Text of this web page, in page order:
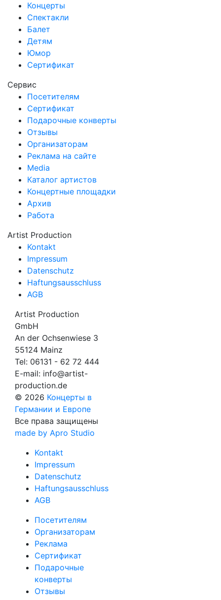
Концерты
Спектакли
Балет
Детям
Юмор
Сертификат
Сервис
Посетителям
Сертификат
Подарочные конверты
Отзывы
Организаторам
Реклама на сайте
Media
Каталог артистов
Концертные площадки
Архив
Работа
Artist Production
Kontakt
Impressum
Datenschutz
Haftungsausschluss
AGB
Artist Production
GmbH
An der Ochsenwiese 3
55124 Mainz
Tel: 06131 - 62 72 444
E-mail: info@artist-
production.de
© 2026 Концерты в
Германии и Европе
Все права защищены
made by Apro Studio
Kontakt
Impressum
Datenschutz
Haftungsausschluss
AGB
Посетителям
Организаторам
Реклама
Сертификат
Подарочные
конверты
Отзывы